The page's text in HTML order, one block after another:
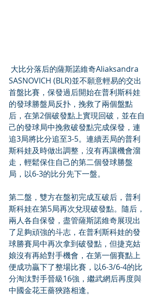
SASNOVICH (BLR)並不願意輕易的交出
首盤比賽，保發過后開始在普利斯科娃
的發球勝盤局反扑，挽救了兩個盤點
后，在第2個破發點上實現回破，並在自
己的發球局中挽救破發點完成保發，連
追3局將比分追至3-5。連續丟局的普利
斯科娃及時做出調整，沒有再讓機會溜
走，輕鬆保住自己的第二個發球勝盤
局，以6-3的比分先下一盤。
第二盤，雙方在盤初完成互破后，普利
斯科娃在第5局再次兌現破發點。隨后，
兩人各自保發，盡管薩斯諾維奇展現出
了足夠頑強的斗志，在普利斯科娃的發
球勝賽局中再次拿到破發點，但捷克姑
娘沒有再給對手機會，在第一個賽點上
便成功贏下了整場比賽，以6-3/6-4的比
分淘汰對手晉級16強，繼武網后再度與
中國金花王薔狹路相逢。